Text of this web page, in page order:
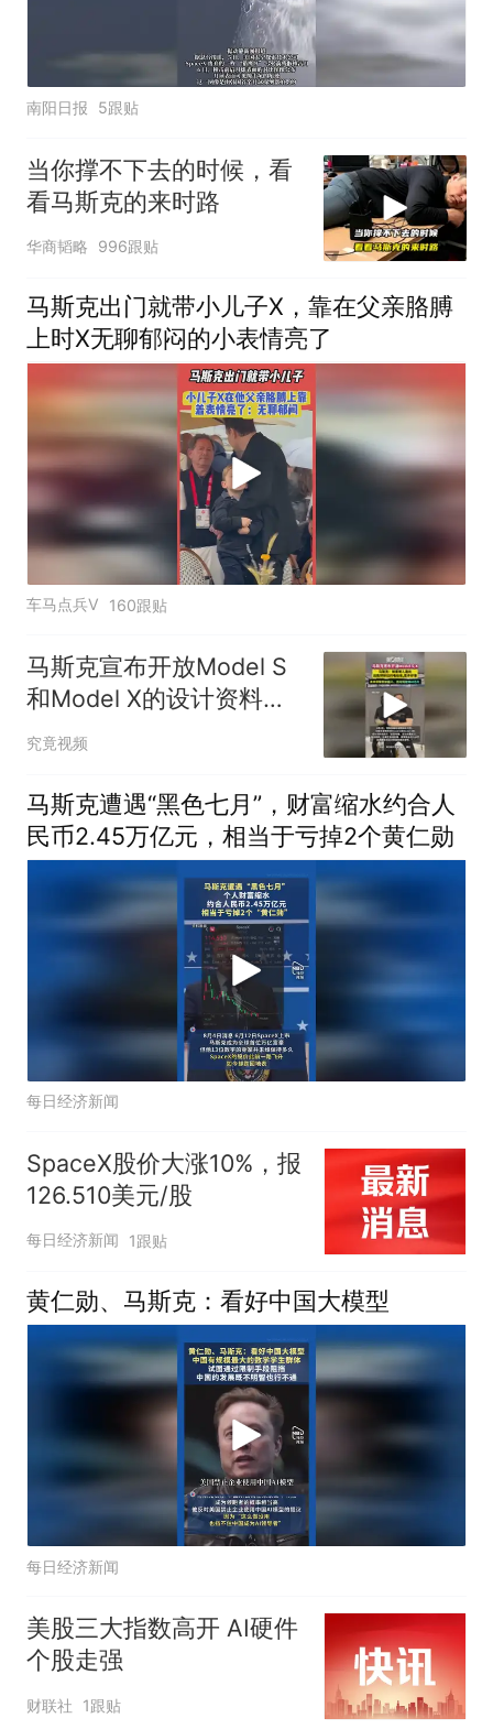
南阳日报 5跟贴
当你撑不下去的时候，看
看马斯克的来时路
华商韬略 996跟贴
马斯克出门就带小儿子X，靠在父亲胳膊
上时X无聊郁闷的小表情亮了
车马点兵V 160跟贴
马斯克宣布开放Model S
和Model X的设计资料与
软件
究竟视频
马斯克遭遇“黑色七月”，财富缩水约合人
民币2.45万亿元，相当于亏掉2个黄仁勋
每日经济新闻
SpaceX股价大涨10%，报
126.510美元/股
每日经济新闻 1跟贴
黄仁勋、马斯克：看好中国大模型
每日经济新闻
美股三大指数高开 AI硬件
个股走强
财联社 1跟贴